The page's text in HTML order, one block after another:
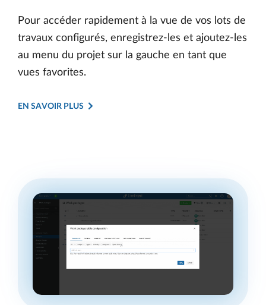
Pour accéder rapidement à la vue de vos lots de
travaux configurés, enregistrez-les et ajoutez-les
au menu du projet sur la gauche en tant que
vues favorites.
EN SAVOIR PLUS